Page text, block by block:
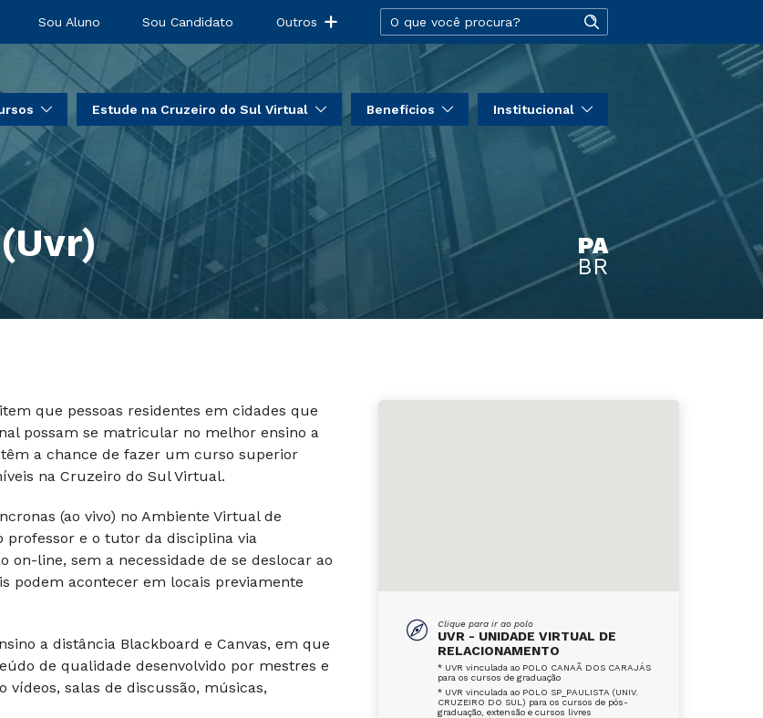
Sou Aluno Sou Candidato Outros
Estude na Cruzeiro do Sul Virtual Benefícios Institucional
PA
BR
que pessoas residentes em cidades que
possam se matricular no melhor ensino a
a chance de fazer um curso superior
na Cruzeiro do Sul Virtual.
(ao vivo) no Ambiente Virtual de
professor e o tutor da disciplina via
on-line, sem a necessidade de se deslocar ao
podem acontecer em locais previamente
a distância Blackboard e Canvas, em que
de qualidade desenvolvido por mestres e
salas de discussão, músicas,
Clique para ir ao polo
UVR - UNIDADE VIRTUAL DE
RELACIONAMENTO
* UVR vinculada ao POLO CANAÃ DOS CARAJÁS
para os cursos de graduação
* UVR vinculada ao POLO SP_PAULISTA (UNIV.
CRUZEIRO DO SUL) para os cursos de pós-
graduação, extensão e cursos livres